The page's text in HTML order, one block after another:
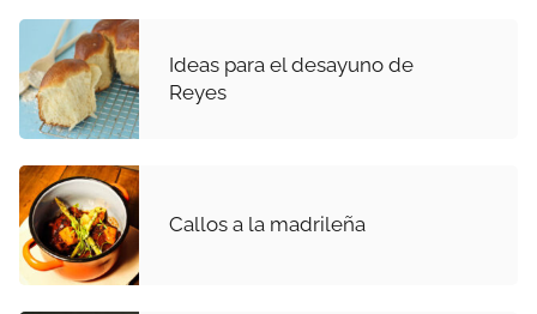
Ideas para el desayuno de
Reyes
Callos a la madrileña